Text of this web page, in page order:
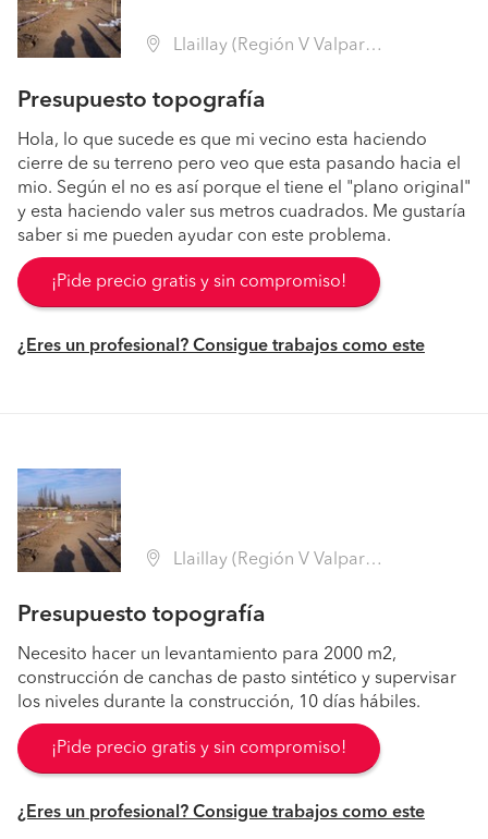
Llaillay (Región V Valparaíso - San Felipe de Aconcagua)
Presupuesto topografía
Hola, lo que sucede es que mi vecino esta haciendo
cierre de su terreno pero veo que esta pasando hacia el
mio. Según el no es así porque el tiene el "plano original"
y esta haciendo valer sus metros cuadrados. Me gustaría
saber si me pueden ayudar con este problema.
¡Pide precio gratis y sin compromiso!
¿Eres un profesional? Consigue trabajos como este
Llaillay (Región V Valparaíso - San Felipe de Aconcagua)
Presupuesto topografía
Necesito hacer un levantamiento para 2000 m2,
construcción de canchas de pasto sintético y supervisar
los niveles durante la construcción, 10 días hábiles.
¡Pide precio gratis y sin compromiso!
¿Eres un profesional? Consigue trabajos como este